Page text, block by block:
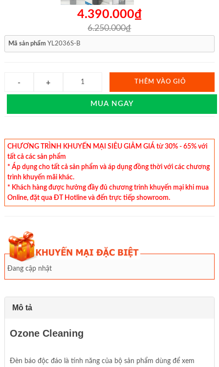
4.390.000₫
6.250.000₫
Mã sản phẩm YL2036S-B
THÊM VÀO GIỎ
MUA NGAY
CHƯƠNG TRÌNH KHUYẾN MẠI SIÊU GIẢM GIÁ từ 30% - 65% với
tất cả các sản phẩm
* Áp dụng cho tất cả sản phẩm và áp dụng đồng thời với các chương
trình khuyến mãi khác.
* Khách hàng được hưởng đầy đủ chương trình khuyến mại khi mua
Online, đặt qua ĐT Hotline và đến trực tiếp showroom.
Đang cập nhật
Mô tả
Ozone Cleaning
Đèn báo độc đáo là tính năng của bộ sản phẩm dùng để xem